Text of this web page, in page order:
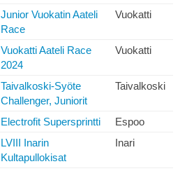
Junior Vuokatin Aateli
Race
Vuokatti
Vuokatti Aateli Race
2024
Vuokatti
Taivalkoski-Syöte
Challenger, Juniorit
Taivalkoski
Electrofit Supersprintti
Espoo
LVIII Inarin
Kultapullokisat
Inari